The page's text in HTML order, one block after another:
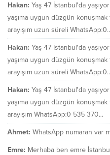
Hakan: Yaş 47 İstanbul'da
yaşıma uygun düzgün
arayışım uzun süreli
Hakan: Yaş 47 İstanbul'da
yaşıma uygun düzgün
arayışım uzun süreli
Hakan: Yaş 47 İstanbul'da
yaşıma uygun düzgün
arayışım WhatsApp:0 535 370...
Ahmet: WhatsApp numaran var
Emre: Merhaba ben emre